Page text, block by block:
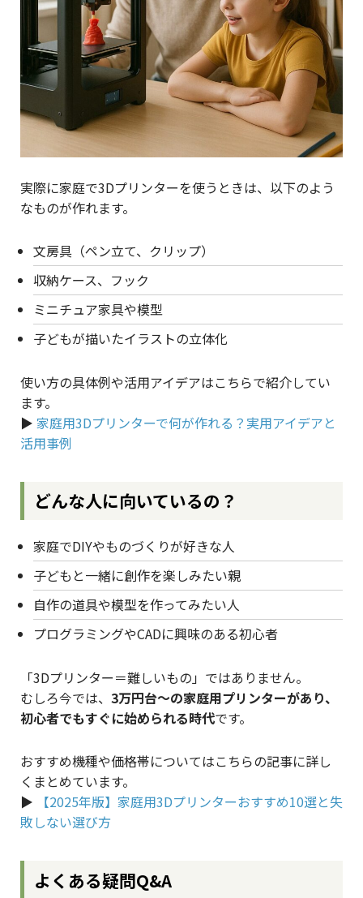
実際に家庭で3Dプリンターを使うときは、以下のよう
なものが作れます。
文房具（ペン立て、クリップ）
収納ケース、フック
ミニチュア家具や模型
子どもが描いたイラストの立体化
使い方の具体例や活用アイデアはこちらで紹介してい
ます。
▶︎ 家庭用3Dプリンターで何が作れる？実用アイデアと
活用事例
どんな人に向いているの？
家庭でDIYやものづくりが好きな人
子どもと一緒に創作を楽しみたい親
自作の道具や模型を作ってみたい人
プログラミングやCADに興味のある初心者
「3Dプリンター＝難しいもの」ではありません。
むしろ今では、 3万円台〜の家庭用プリンターがあり、
初心者でもすぐに始められる時代です。
おすすめ機種や価格帯についてはこちらの記事に詳し
くまとめています。
▶︎
【2025年版】家庭用3Dプリンターおすすめ10選と失
敗しない選び方
よくある疑問Q&A